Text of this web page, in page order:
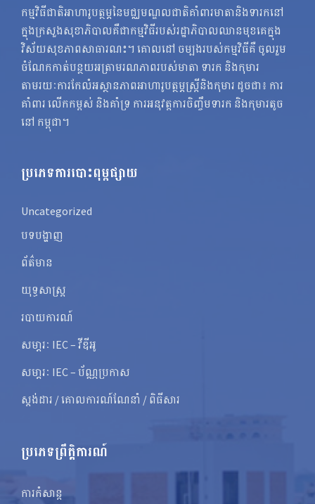
កម្មវិធីជាតិអាហារូបត្ថម្ភនៃមជ្ឈមណ្ឌលជាតិគាំពារមាតានិងទារកនៅ
ក្នុងក្រសួងសុខាភិបាលគឺជាកម្មវិធីរបស់រដ្ឋាភិបាលឈានមុខគេក្នុង
វិស័យសុខភាពសាធារណះ។ គោលដៅ ចម្បងរបស់កម្មវិធីគឺ ចូលរួម
ចំណែកកាត់បន្ថយអត្រាមរណភាពរបស់មាតា ទារក និងកុមារ
តាមរយៈការកែលំអស្ថានភាពអាហារូបត្ថម្ភស្ត្រីនិងកុមារ ដូចជា៖ ការ
គាំពារ លើកកម្ពស់ និងគាំទ្រ ការអនុវត្តការចិញ្ចឹមទារក និងកុមារតូច
នៅ កម្ពុជា។
ប្រភេទការបោះពុម្ពផ្សាយ
Uncategorized
បទបង្ហាញ
ព័ត៌មាន
យុទ្ធសាស្ត្រ
របាយការណ៍
សមា្ភរៈ IEC – វីឌីអូ
សមា្ភរៈ IEC – ប័ណ្ណប្រកាស
ស្តង់ដារ / គោលការណ៍ណែនាំ / ពិធីសារ
ប្រភេទព្រឹត្តិការណ៍
ការកំសាន្ត